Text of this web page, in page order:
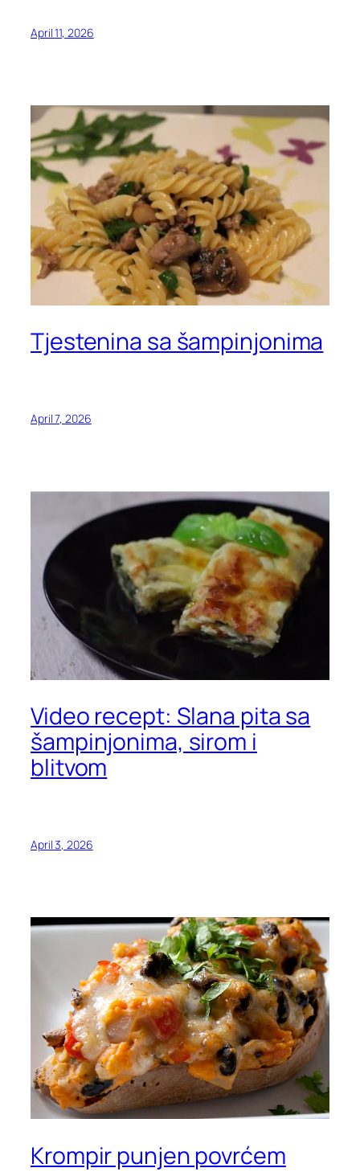
April 11, 2026
Tjestenina sa šampinjonima
April 7, 2026
Video recept: Slana pita sa
šampinjonima, sirom i
blitvom
April 3, 2026
Krompir punjen povrćem